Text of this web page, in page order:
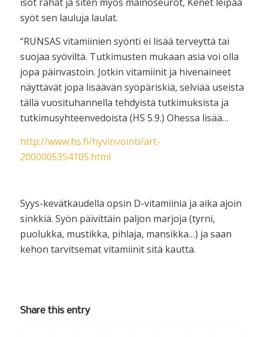
syöt sen lauluja laulat.
“RUNSAS vitamiinien syönti ei lisää terveyttä tai
suojaa syöviltä. Tutkimusten mukaan asia voi olla
jopa päinvastoin. Jotkin vitamiinit ja hivenaineet
näyttävät jopa lisäävän syöpäriskiä, selviää useista
tällä vuosituhannella tehdyistä tutkimuksista ja
tutkimusyhteenvedoista (HS 5.9.) Ohessa lisää…
http://www.hs.fi/hyvinvointi/art-
2000005354105.html
Syys-kevätkaudella opsin D-vitamiinia ja aika ajoin
sinkkiä. Syön päivittäin paljon marjoja (tyrni,
puolukka, mustikka, pihlaja, mansikka…) ja saan
kehon tarvitsemat vitamiinit sitä kautta.
Share this entry